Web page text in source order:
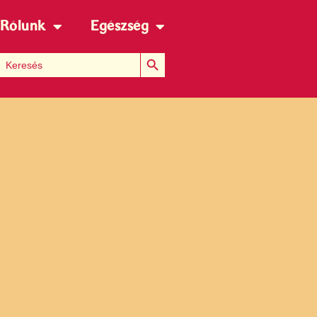
Rólunk Egészség
for:
Search Button